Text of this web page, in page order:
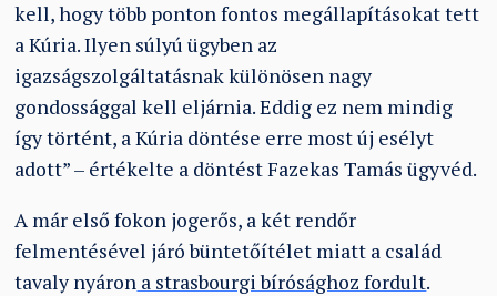
kell, hogy több ponton fontos megállapításokat tett
a Kúria. Ilyen súlyú ügyben az
igazságszolgáltatásnak különösen nagy
gondossággal kell eljárnia. Eddig ez nem mindig
így történt, a Kúria döntése erre most új esélyt
adott” – értékelte a döntést Fazekas Tamás ügyvéd.
A már első fokon jogerős, a két rendőr
felmentésével járó büntetőítélet miatt a család
tavaly nyáron a strasbourgi bírósághoz fordult.